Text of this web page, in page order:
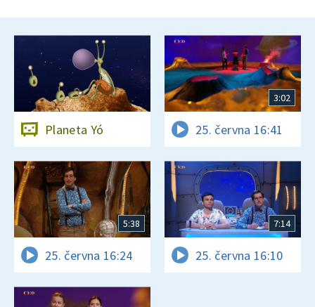
Planeta Yó
3:02
25. června 16:41
5:38
25. června 16:24
7:14
25. června 16:10